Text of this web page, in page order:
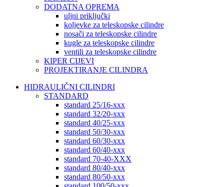
DODATNA OPREMA
uljni priključki
koljevke za teleskopske cilindre
nosači za teleskopske cilindre
kugle za teleskopske cilindre
ventili za teleskopske cilindre
KIPER CIJEVI
PROJEKTIRANJE CILINDRA
HIDRAULIČNI CILINDRI
STANDARD
standard 25/16-xxx
standard 32/20-xxx
standard 40/25-xxx
standard 50/30-xxx
standard 60/30-xxx
standard 60/40-xxx
standard 70-40-XXX
standard 80/40-xxx
standard 80/50-xxx